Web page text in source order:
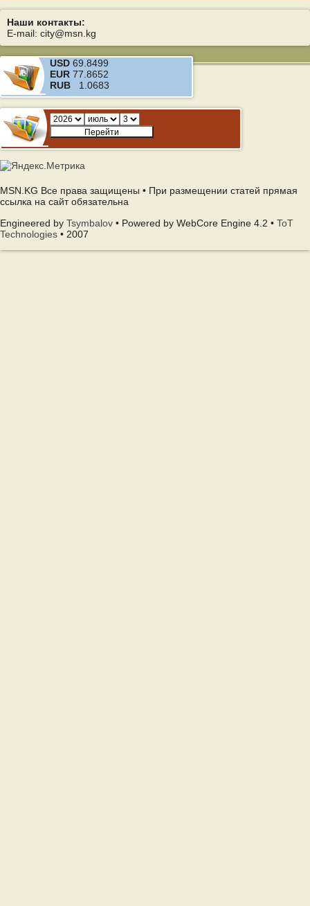
Наши контакты:
E-mail: city@msn.kg
USD 69.8499
EUR 77.8652
RUB 1.0683
MSN.KG Все права защищены • При размещении статей прямая
ссылка на сайт обязательна
Engineered by Tsymbalov • Powered by WebCore Engine 4.2 • ToT
Technologies • 2007